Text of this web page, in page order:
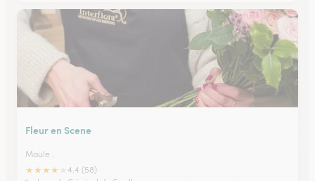
Fleur en Scene
Maule .
★★★★
4.4 (58)